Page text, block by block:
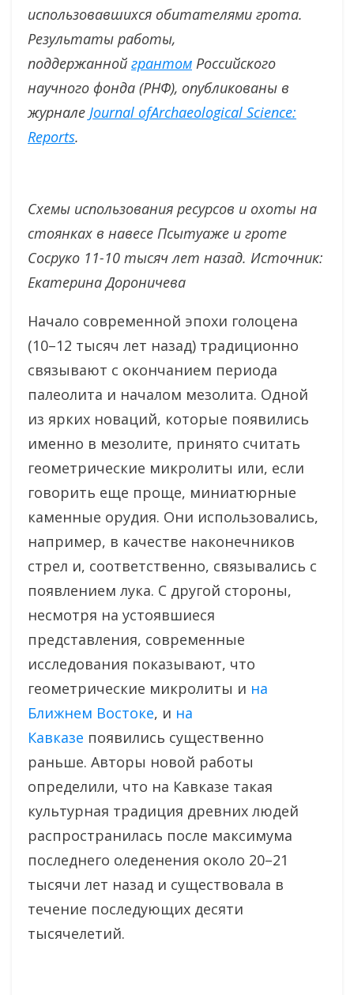
использовавшихся обитателями грота.
Результаты работы,
поддержанной грантом Российского
научного фонда (РНФ), опубликованы в
журнале Journal ofArchaeological Science:
Reports.
Схемы использования ресурсов и охоты на
стоянках в навесе Псытуаже и гроте
Сосруко 11-10 тысяч лет назад. Источник:
Екатерина Дороничева
Начало современной эпохи голоцена
(10–12 тысяч лет назад) традиционно
связывают с окончанием периода
палеолита и началом мезолита. Одной
из ярких новаций, которые появились
именно в мезолите, принято считать
геометрические микролиты или, если
говорить еще проще, миниатюрные
каменные орудия. Они использовались,
например, в качестве наконечников
стрел и, соответственно, связывались с
появлением лука. С другой стороны,
несмотря на устоявшиеся
представления, современные
исследования показывают, что
геометрические микролиты и на
Ближнем Востоке, и на
Кавказе появились существенно
раньше. Авторы новой работы
определили, что на Кавказе такая
культурная традиция древних людей
распространилась после максимума
последнего оледенения около 20–21
тысячи лет назад и существовала в
течение последующих десяти
тысячелетий.